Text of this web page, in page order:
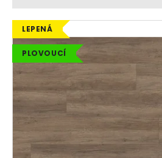
p
r
o
d
u
k
t
ů
V
ý
p
i
s
p
o
LEPENÁ
PLOVOUCÍ
D
p
o
r
č
u